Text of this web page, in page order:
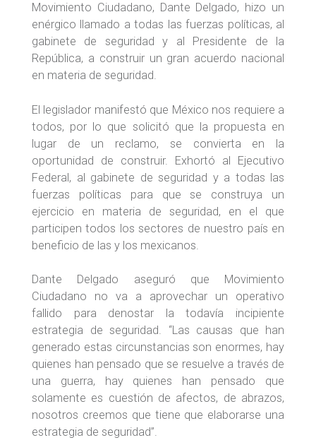
Movimiento Ciudadano, Dante Delgado, hizo un
enérgico llamado a todas las fuerzas políticas, al
gabinete de seguridad y al Presidente de la
República, a construir un gran acuerdo nacional
en materia de seguridad.
El legislador manifestó que México nos requiere a
todos, por lo que solicitó que la propuesta en
lugar de un reclamo, se convierta en la
oportunidad de construir. Exhortó al Ejecutivo
Federal, al gabinete de seguridad y a todas las
fuerzas políticas para que se construya un
ejercicio en materia de seguridad, en el que
participen todos los sectores de nuestro país en
beneficio de las y los mexicanos.
Dante Delgado aseguró que Movimiento
Ciudadano no va a aprovechar un operativo
fallido para denostar la todavía incipiente
estrategia de seguridad. “Las causas que han
generado estas circunstancias son enormes, hay
quienes han pensado que se resuelve a través de
una guerra, hay quienes han pensado que
solamente es cuestión de afectos, de abrazos,
nosotros creemos que tiene que elaborarse una
estrategia de seguridad”.